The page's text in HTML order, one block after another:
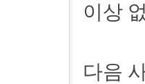
이상
다음